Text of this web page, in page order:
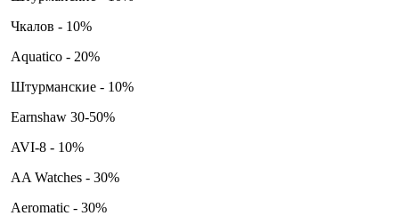
Чкалов - 10%
Aquatico - 20%
Штурманские - 10%
Earnshaw 30-50%
AVI-8 - 10%
AA Watches - 30%
Aeromatic - 30%